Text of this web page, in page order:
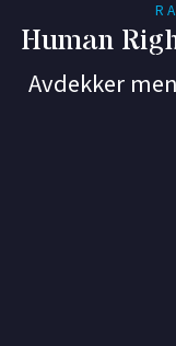
Human
Avdekker